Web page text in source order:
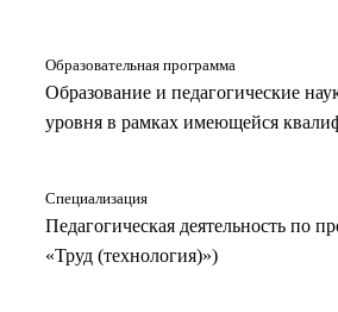
Образовательная программа
Образование и педагогические
уровня в рамках имеющейся
Специализация
Педагогическая деятельность по
«Труд (технология)»)